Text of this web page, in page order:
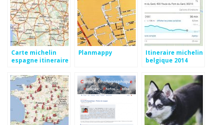
Carte michelin
espagne itineraire
Planmappy
Itineraire michelin
belgique 2014